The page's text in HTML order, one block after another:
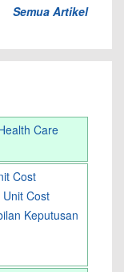
Semua Artikel
Care
Cost
Cost
Keputusan